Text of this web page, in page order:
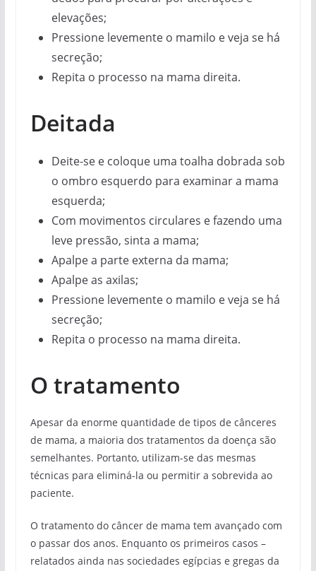
elevações;
Pressione levemente o mamilo e veja se há
secreção;
Repita o processo na mama direita.
Deitada
Deite-se e coloque uma toalha dobrada sob
o ombro esquerdo para examinar a mama
esquerda;
Com movimentos circulares e fazendo uma
leve pressão, sinta a mama;
Apalpe a parte externa da mama;
Apalpe as axilas;
Pressione levemente o mamilo e veja se há
secreção;
Repita o processo na mama direita.
O tratamento
Apesar da enorme quantidade de tipos de cânceres
de mama, a maioria dos tratamentos da doença são
semelhantes. Portanto, utilizam-se das mesmas
técnicas para eliminá-la ou permitir a sobrevida ao
paciente.
O tratamento do câncer de mama tem avançado com
o passar dos anos. Enquanto os primeiros casos –
relatados ainda nas sociedades egípcias e gregas da